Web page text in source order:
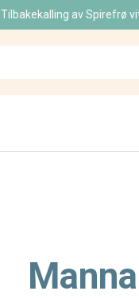
Tilbakekalling av Spirefrø
Manna